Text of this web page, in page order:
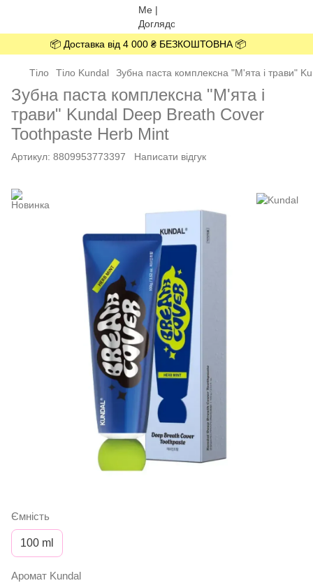
📦 Доставка від 4 000 ₴ БЕЗКОШТОВНА 📦
Тіло Тіло Kundal Зубна паста комплексна "М'ята і трави"
Зубна паста комплексна "М'ята і
трави" Kundal Deep Breath Cover
Toothpaste Herb Mint
Артикул: 8809953773397 Написати відгук
Ємність
100 ml
Аромат Kundal